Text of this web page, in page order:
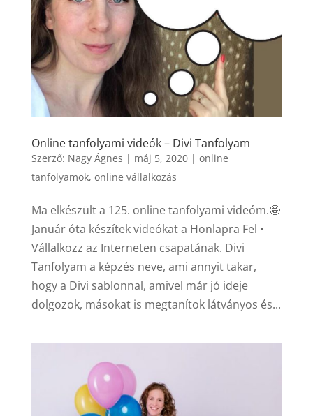
Online tanfolyami videók – Divi Tanfolyam
Szerző: Nagy Ágnes | máj 5, 2020| online
tanfolyamok, online vállalkozás
Ma elkészült a 125. online tanfolyami videóm.🤩
Január óta készítek videókat a Honlapra Fel •
Vállalkozz az Interneten csapatának. Divi
Tanfolyam a képzés neve, ami annyit takar,
hogy a Divi sablonnal, amivel már jó ideje
dolgozok, másokat is megtanítok látványos és...